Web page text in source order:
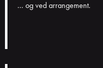
... og ved arrangement.